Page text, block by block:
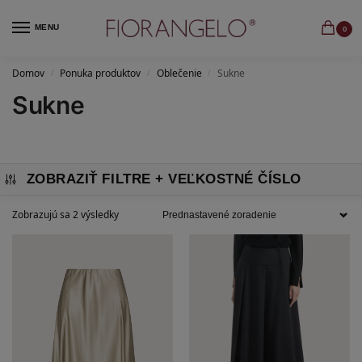
MENU 0
Domov / Ponuka produktov / Oblečenie / Sukne
Sukne
ZOBRAZIŤ FILTRE
Zobrazujú sa 2 výsledky